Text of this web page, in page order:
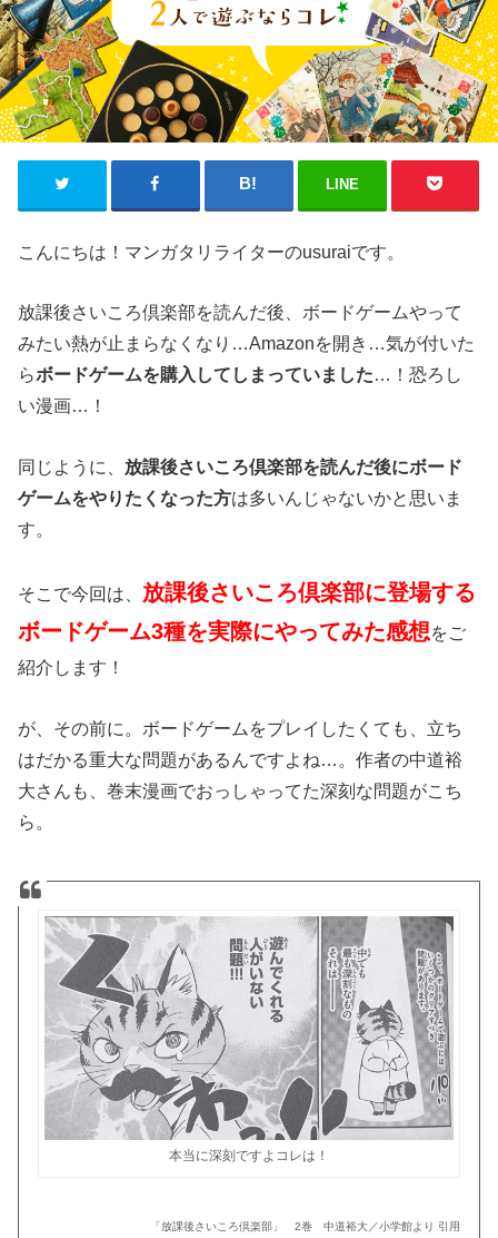
LINE
こんにちは！マンガタリライターのusuraiです。
放課後さいころ倶楽部を読んだ後、ボードゲームやって
みたい熱が止まらなくなり…Amazonを開き…気が付いた
らボードゲームを購入してしまっていました…！恐ろし
い漫画…！
同じように、 放課後さいころ倶楽部を読んだ後にボード
ゲームをやりたくなった方は多いんじゃないかと思いま
す。
そこで今回は、 放課後さいころ倶楽部に登場する
ボードゲーム3種を実際にやってみた感想をご
紹介します！
が、その前に。ボードゲームをプレイしたくても、立ち
はだかる重大な問題があるんですよね…。作者の中道裕
大さんも、巻末漫画でおっしゃってた深刻な問題がこち
ら。
本当に深刻ですよコレは！
「放課後さいころ倶楽部」 2巻 中道裕大／小学館より 引用